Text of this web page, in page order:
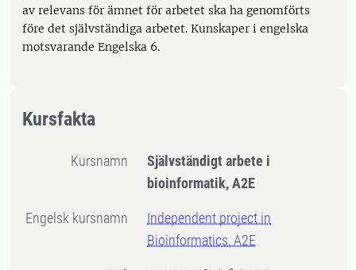
av relevans för ämnet för arbetet ska ha genomförts
före det självständiga arbetet. Kunskaper i engelska
motsvarande Engelska 6.
Kursfakta
Kursnamn
Självständigt arbete i
bioinformatik, A2E
Engelsk kursnamn
Independent project in
Bioinformatics, A2E